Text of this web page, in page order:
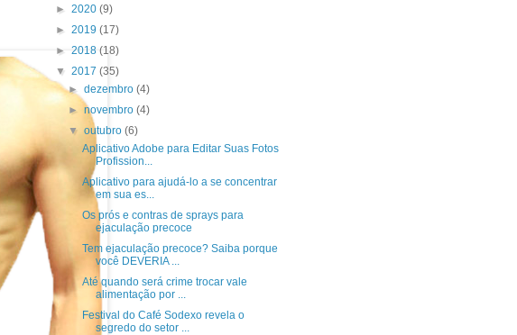
► 2020 (9)
► 2019 (17)
► 2018 (18)
▼ 2017 (35)
►dezembro(4)
►novembro(4)
▼outubro(6)
Aplicativo Adobe para Editar Suas Fotos
Profission...
Aplicativo para ajudá-lo a se concentrar
em sua es...
Os prós e contras de sprays para
ejaculação precoce
Tem ejaculação precoce? Saiba porque
você DEVERIA ...
Até quando será crime trocar vale
alimentação por ...
Festival do Café Sodexo revela o
segredo do setor ...